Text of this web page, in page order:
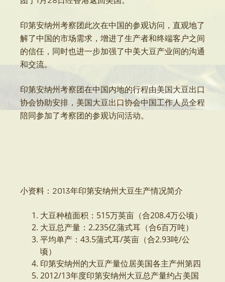
印第安纳州考察团此次在中国的参观访问，直观地了
解了中国的市场需求，增进了生产者和终端客户之间
的信任，同时也进一步加强了中美大豆产业间的沟通
和交流。
印第安纳州考察团在中国内地的行程由美国大豆出口
协会协助安排，美国大豆出口协会中国工作人员全程
陪同参加了考察团的参观访问活动。
小资料：2013年印第安纳州大豆生产情况简介
大豆种植面积：515万英亩（合208.4万公顷）
大豆总产量：2.235亿蒲式耳（合6百万吨）
平均单产：43.5蒲式耳/英亩（合2.93吨/公
顷）
印第安纳州的大豆产量位居美国各主产州第四
2012/13年度印第安纳州大豆总产量约占美国